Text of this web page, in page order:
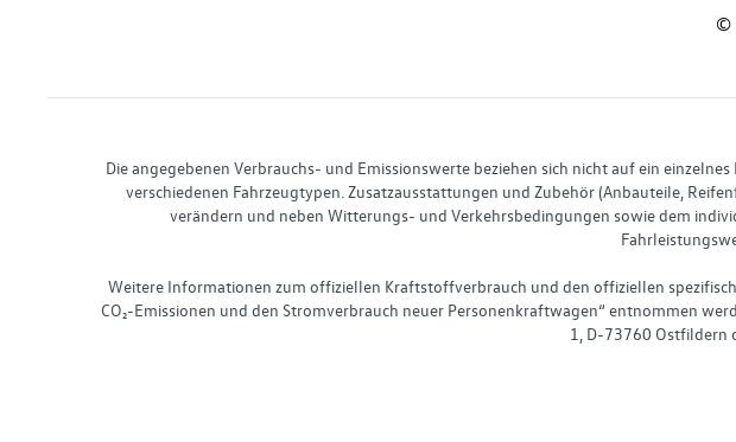
©
Die angegebenen Verbrauchs- und Emissionswerte beziehen sich nicht auf ein
verschiedenen Fahrzeugtypen. Zusatzausstattungen und Zubehör (Anbauteile,
verändern und neben Witterungs- und Verkehrsbedingungen sowie dem
Weitere Informationen zum offiziellen Kraftstoffverbrauch und den offiziellen
CO₂-Emissionen und den Stromverbrauch neuer Personenkraftwagen“ entnommen
1, D-73760 Ostfildern